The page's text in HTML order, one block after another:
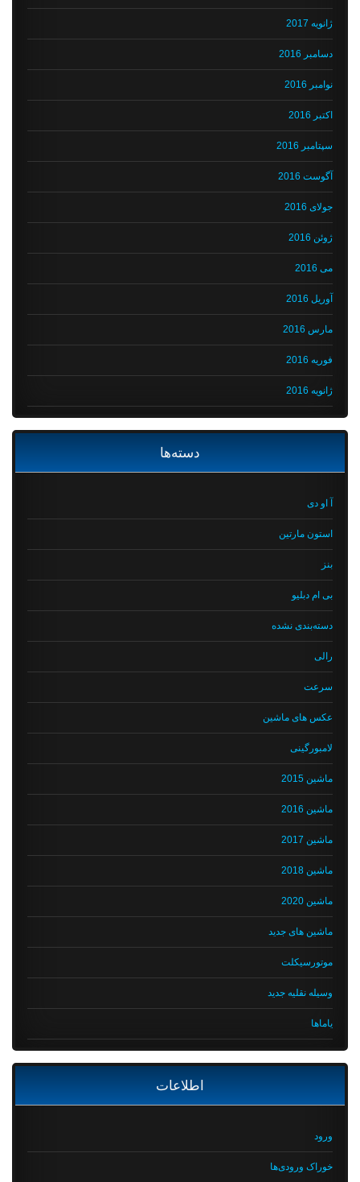
ژانویه 2017
دسامبر 2016
نوامبر 2016
اکتبر 2016
سپتامبر 2016
آگوست 2016
جولای 2016
ژوئن 2016
می 2016
آوریل 2016
مارس 2016
فوریه 2016
ژانویه 2016
دسته‌ها
آ او دی
استون مارتین
بی ام دبلیو
دسته‌بندی نشده
رالی
سرعت
عکس های ماشین
لامبورگینی
ماشین 2015
ماشین 2016
ماشین 2017
ماشین 2018
ماشین 2020
ماشین های جدید
موتورسیکلت
وسیله نقلیه جدید
یاماها
اطلاعات
ورود
خوراک ورودی‌ها